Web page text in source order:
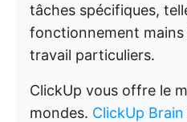
tâches spécifiques,
fonctionnement mains
travail particuliers.
ClickUp vous offre le
mondes. ClickUp Brain